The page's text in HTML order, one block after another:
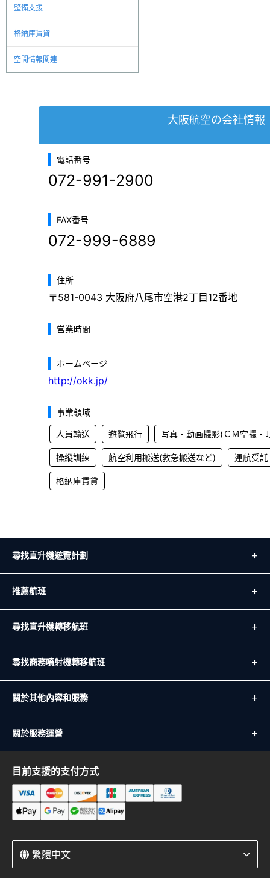
整備支援
格納庫賃貸
空間情報関連
大阪航空の会社情報
電話番号
072-991-2900
FAX番号
072-999-6889
住所
〒581-0043 大阪府八尾市空港2丁目12番地
営業時間
ホームページ
http://okk.jp/
事業領域
人員輸送 遊覧飛行 写真・動画撮影(ＣＭ空撮・
操縦訓練 航空利用搬送(救急搬送など) 運航受託
格納庫賃貸
尋找直升機遊覽計劃
推薦航班
尋找直升機轉移航班
尋找商務噴射機轉移航班
關於其他內容和服務
關於服務運營
目前支援的支付方式
繁體中文